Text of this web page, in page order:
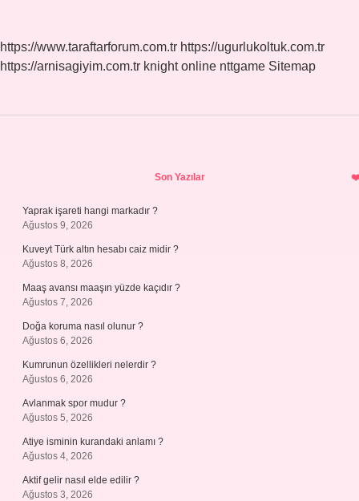
https://www.taraftarforum.com.tr https://ugurlukoltuk.com.tr
https://arnisagiyim.com.tr knight online nttgame Sitemap
Son Yazılar
Yaprak işareti hangi markadır ?
Ağustos 9, 2026
Kuveyt Türk altın hesabı caiz midir ?
Ağustos 8, 2026
Maaş avansı maaşın yüzde kaçıdır ?
Ağustos 7, 2026
Doğa koruma nasıl olunur ?
Ağustos 6, 2026
Kumrunun özellikleri nelerdir ?
Ağustos 6, 2026
Avlanmak spor mudur ?
Ağustos 5, 2026
Atiye isminin kurandaki anlamı ?
Ağustos 4, 2026
Aktif gelir nasıl elde edilir ?
Ağustos 3, 2026